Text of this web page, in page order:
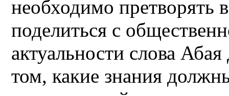
необходимо претворять
поделиться с
актуальности слова
том, какие знания